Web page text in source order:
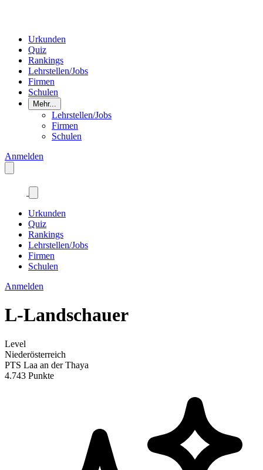
Urkunden
Quiz
Rankings
Lehrstellen/Jobs
Firmen
Schulen
Mehr...
Lehrstellen/Jobs
Firmen
Schulen
Anmelden
Urkunden
Quiz
Rankings
Lehrstellen/Jobs
Firmen
Schulen
Anmelden
L-Landschauer
Level
Niederösterreich
PTS Laa an der Thaya
4.743 Punkte